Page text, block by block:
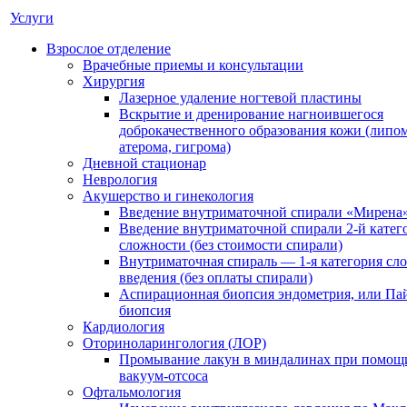
Услуги
Взрослое отделение
Врачебные приемы и консультации
Хирургия
Лазерное удаление ногтевой пластины
Вскрытие и дренирование нагноившегося
доброкачественного образования кожи
атерома, гигрома)
Дневной стационар
Неврология
Акушерство и гинекология
Введение внутриматочной спирали
Введение внутриматочной спирали 2-й
сложности (без стоимости спирали)
Внутриматочная спираль — 1-я категория
введения (без оплаты спирали)
Аспирационная биопсия эндометрия, или
биопсия
Кардиология
Оториноларингология (ЛОР)
Промывание лакун в миндалинах при
вакуум-отсоса
Офтальмология